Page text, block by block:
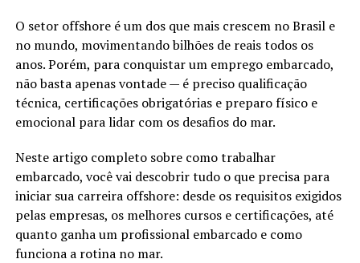
O setor offshore é um dos que mais crescem no Brasil e
no mundo, movimentando bilhões de reais todos os
anos. Porém, para conquistar um emprego embarcado,
não basta apenas vontade — é preciso qualificação
técnica, certificações obrigatórias e preparo físico e
emocional para lidar com os desafios do mar.
Neste artigo completo sobre como trabalhar
embarcado, você vai descobrir tudo o que precisa para
iniciar sua carreira offshore: desde os requisitos exigidos
pelas empresas, os melhores cursos e certificações, até
quanto ganha um profissional embarcado e como
funciona a rotina no mar.